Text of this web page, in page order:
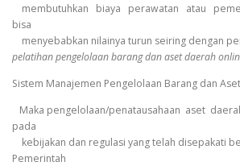
membutuhkan biaya perawatan atau
bisa
menyebabkan nilainya turun seiring dengan
pelatihan pengelolaan barang dan aset daerah
Sistem Manajemen Pengelolaan Barang dan
Maka pengelolaan/penatausahaan aset
pada
kebijakan dan regulasi yang telah disepakati
Pemerintah